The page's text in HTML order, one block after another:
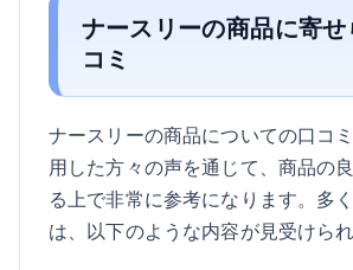
ナースリーの商品に寄せ
コミ
ナースリーの商品についての口コ
用した方々の声を通じて、商品の
る上で非常に参考になります。多
は、以下のような内容が見受けられ